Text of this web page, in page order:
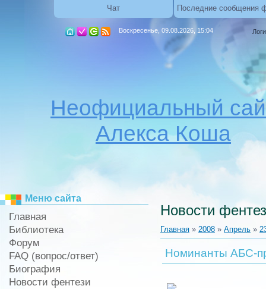
Чат Последние сообщения
Воскресенье, 09.08.2026, 15:04
Неофициальный
Алекса Коша
Меню сайта
Главная
Библиотека
Форум
FAQ (вопрос/ответ)
Биография
Новости фентези
Новости
Главная » 2008 » Апрель »
Номинанты АБС-